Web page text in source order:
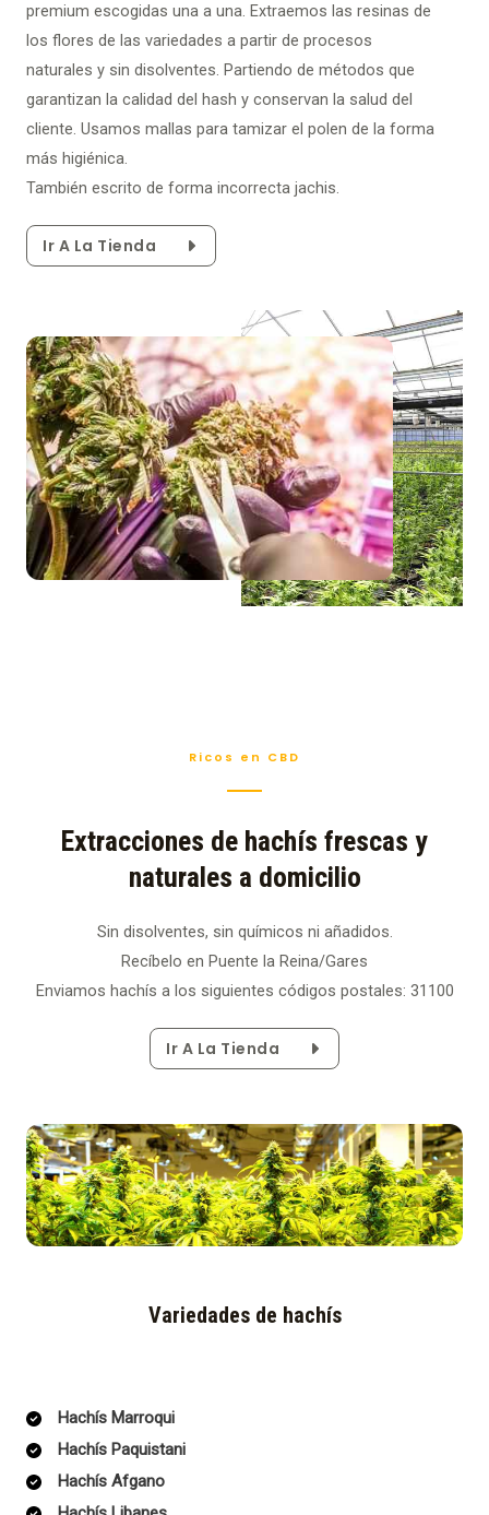
premium escogidas una a una. Extraemos las resinas de
los flores de las variedades a partir de procesos
naturales y sin disolventes. Partiendo de métodos que
garantizan la calidad del hash y conservan la salud del
cliente. Usamos mallas para tamizar el polen de la forma
más higiénica.
También escrito de forma incorrecta jachis.
Ir A La Tienda
Ricos en CBD
Extracciones de hachís frescas y
naturales a domicilio
Sin disolventes, sin químicos ni añadidos.
Recíbelo en Puente la Reina/Gares
Enviamos hachís a los siguientes códigos postales: 31100
Ir A La Tienda
Variedades de hachís
Hachís Marroqui
Hachís Paquistani
Hachís Afgano